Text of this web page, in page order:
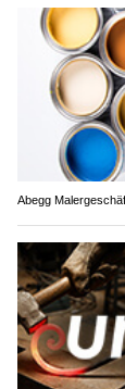
Abegg